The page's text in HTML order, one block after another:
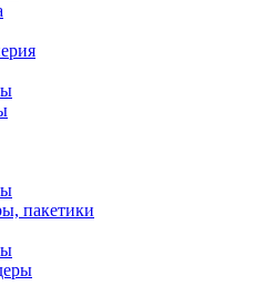
пакетики